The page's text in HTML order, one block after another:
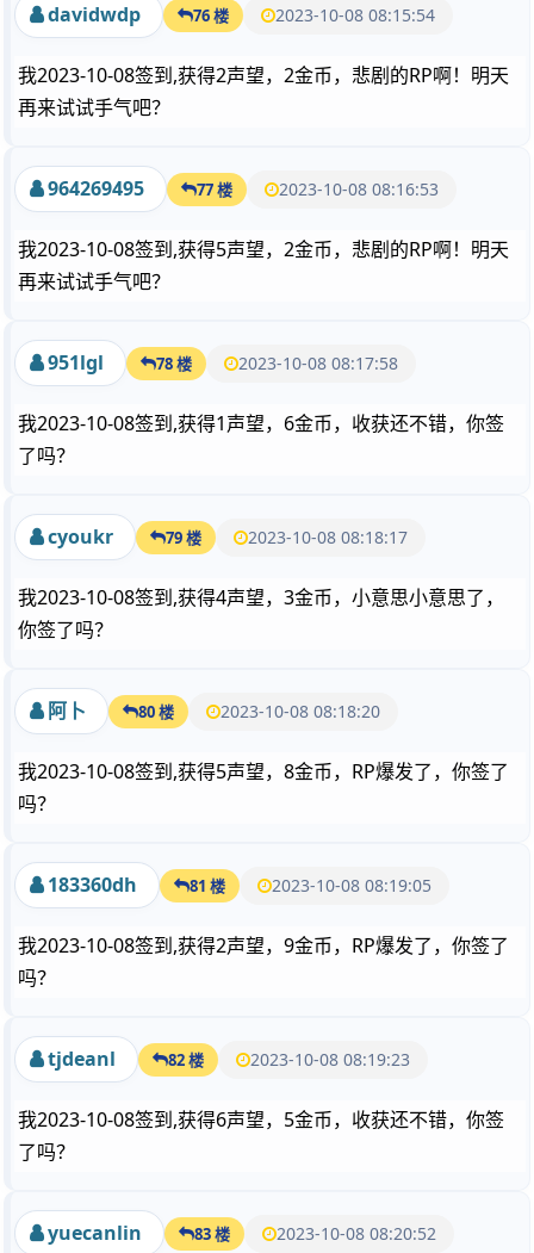
davidwdp 76 楼 2023-10-08 08:15:54
我2023-10-08签到,获得2声望，2金币，悲剧的RP啊！明天
再来试试手气吧？
964269495 77 楼 2023-10-08 08:16:53
我2023-10-08签到,获得5声望，2金币，悲剧的RP啊！明天
再来试试手气吧？
951lgl 78 楼 2023-10-08 08:17:58
我2023-10-08签到,获得1声望，6金币，收获还不错，你签
了吗？
cyoukr 79 楼 2023-10-08 08:18:17
我2023-10-08签到,获得4声望，3金币，小意思小意思了，
你签了吗？
阿卜 80 楼 2023-10-08 08:18:20
我2023-10-08签到,获得5声望，8金币，RP爆发了，你签了
吗？
183360dh 81 楼 2023-10-08 08:19:05
我2023-10-08签到,获得2声望，9金币，RP爆发了，你签了
吗？
tjdeanl 82 楼 2023-10-08 08:19:23
我2023-10-08签到,获得6声望，5金币，收获还不错，你签
了吗？
yuecanlin 83 楼 2023-10-08 08:20:52